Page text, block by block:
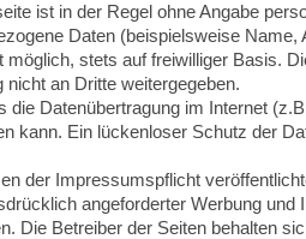
ist in der Regel ohne Angabe
Daten (beispielsweise
möglich, stets auf freiwilliger Basis.
an Dritte weitergegeben.
die Datenübertragung im Internet
kann. Ein lückenloser Schutz der
der Impressumspflicht
angeforderter Werbung und
Die Betreiber der Seiten behalten